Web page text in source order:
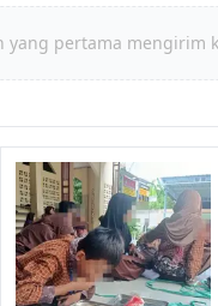
yang pertama mengirim